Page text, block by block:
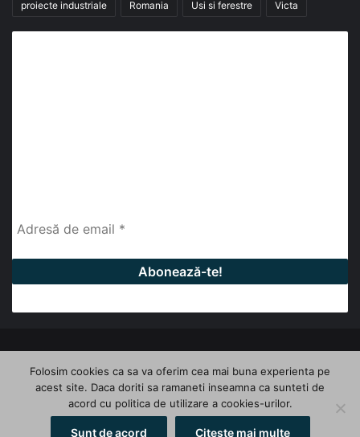
proiecte industriale Romania Usi si ferestre Victa
FacebookLinkedInYouTube
Folosim cookies ca sa va oferim cea mai buna experienta pe
acest site. Daca doriti sa ramaneti inseamna ca sunteti de
acord cu politica de utilizare a cookies-urilor.
Sunt de acord Citeste mai multe